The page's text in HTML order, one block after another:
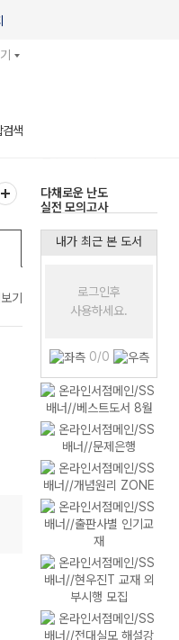
검색
실전 모의고사
내가 최근 본 도서
로그인후
사용하세요.
0/0